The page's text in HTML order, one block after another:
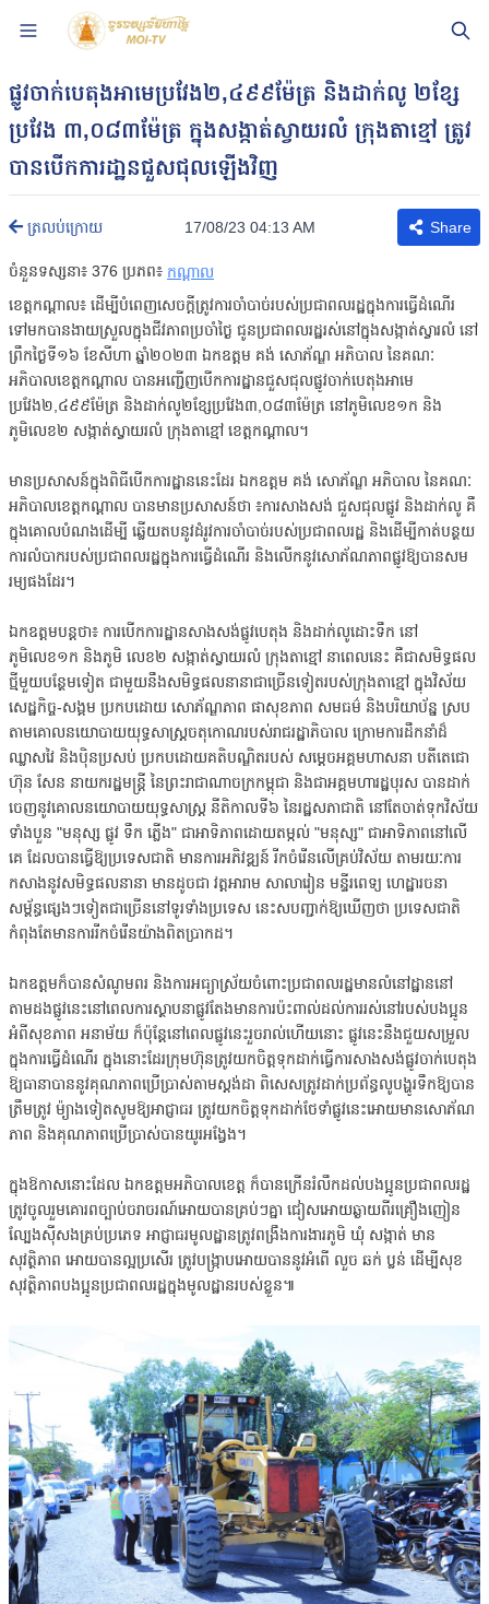
ផ្លូវចាក់បេតុងអាមេប្រវែង២,៤៩៩ម៉ែត្រ និងដាក់លូ ២ខែ្ស
ប្រវែង ៣,០៨៣ម៉ែត្រ ក្នុងសង្កាត់ស្វាយរលំ ក្រុងតាខ្មៅ ត្រូវ
បានបើកការដា្ឋនជួសជុលឡើងវិញ
ត្រលប់ក្រោយ 17/08/23 04:13 AM Share
ចំនួនទស្សនា៖ 376 ប្រភព៖ កណ្តាល
ខេត្តកណ្តាល៖ ដើម្បីបំពេញសេចក្ដីត្រូវការចាំបាច់របស់ប្រជាពលរដ្ឋក្នុងការធ្វើដំណើរ
ទៅមកបានងាយស្រួលក្នុងជីវភាពប្រចាំថ្ងៃ ជូនប្រជាពលរដ្ឋរស់នៅក្នុងសង្កាត់ស្វារលំ នៅ
ព្រឹកថ្ងៃទី១៦ ខែសីហា ឆ្នាំ២០២៣ ឯកឧត្ដម គង់ សោភ័ណ្ឌ អភិបាល នៃគណៈ
អភិបាលខេត្តកណ្ដាល បានអញ្ជើញបើកការដ្ឋានជួសជុលផ្លូវចាក់បេតុងអាមេ
ប្រវែង២,៤៩៩ម៉ែត្រ និងដាក់លូ២ខ្សែប្រវែង៣,០៨៣ម៉ែត្រ នៅភូមិលេខ១ក និង
ភូមិលេខ២ សង្កាត់ស្វាយរលំ ក្រុងតាខ្មៅ ខេត្តកណ្ដាល។
មានប្រសាសន៍ក្នុងពិធីបើកការដ្ឋាននេះដែរ ឯកឧត្ដម គង់ សោភ័ណ្ឌ អភិបាល នៃគណៈ
អភិបាលខេត្តកណ្ដាល បានមានប្រសាសន៍ថា ៖ការសាងសង់ ជួសជុលផ្លូវ និងដាក់លូ គឺ
ក្នុងគោលបំណងដើម្បី ឆ្លើយតបនូវដំរូវការចាំបាច់របស់ប្រជាពលរដ្ឋ និងដើម្បីកាត់បន្ថយ
ការលំបាករបស់ប្រជាពលរដ្ឋក្នុងការធ្វើដំណើរ និងលើកនូវសោភ័ណភាពផ្លូវឱ្យបានសម
រម្យផងដែរ។
ឯកឧត្តមបន្តថា៖ ការបើកការដ្ឋានសាងសង់ផ្លូវបេតុង និងដាក់លូដោះទឹក នៅ
ភូមិលេខ១ក និងភូមិ លេខ២ សង្កាត់ស្វាយរលំ ក្រុងតាខ្មៅ នាពេលនេះ គឺជាសមិទ្ធផល
ថ្មីមួយបន្ថែមទៀត ជាមួយនឹងសមិទ្ធផលនានាជាច្រើនទៀតរបស់ក្រុងតាខ្មៅ ក្នុងវិស័យ
សេដ្ឋកិច្ច-សង្គម ប្រកបដោយ សោភ័ណ្ឌភាព ផាសុខភាព សមធម៌ និងបរិយាប័ន្ន ស្រប
តាមគោលនយោបាយយុទ្ធសាស្ត្រចតុកោណរបស់រាជរដ្ឋាភិបាល ក្រោមការដឹកនាំដ៏
ឈ្លាសវៃ និងប៉ិនប្រសប់ ប្រកបដោយគតិបណ្ឌិតរបស់ សម្តេចអគ្គមហាសនា បតីតេជោ
ហ៊ុន សែន នាយករដ្ឋមន្ត្រី នៃព្រះរាជាណាចក្រកម្ពុជា និងជាអគ្គមហារដ្ឋបុរស បានដាក់
ចេញនូវគោលនយោបាយយុទ្ធសាស្ត្រ នីតិកាលទី៦ នៃរដ្ឋសភាជាតិ នៅតែចាត់ទុកវិស័យ
ទាំងបួន "មនុស្ស ផ្លូវ ទឹក ភ្លើង" ជាអាទិភាពដោយតម្កល់ "មនុស្ស" ជាអាទិភាពនៅលើ
គេ ដែលបានធ្វើឱ្យប្រទេសជាតិ មានការអភិវឌ្ឍន៍ រីកចំរើនលើគ្រប់វិស័យ តាមរយៈការ
កសាងនូវសមិទ្ធផលនានា មានដូចជា វត្តអារាម សាលារៀន មន្ទីរពេទ្យ ហេដ្ឋារចនា
សម្ព័ន្ធផ្សេងៗទៀតជាច្រើននៅទូរទាំងប្រទេស នេះសបញ្ជាក់ឱ្យឃើញថា ប្រទេសជាតិ
កំពុងតែមានការរីកចំរើនយ៉ាងពិតប្រាកដ។
ឯកឧត្ដមក៏បានសំណូមពរ និងការអធ្យាស្រ័យចំពោះប្រជាពលរដ្ឋមានលំនៅដ្ឋាននៅ
តាមដងផ្លូវនេះនៅពេលការស្ថាបនាផ្លូវតែងមានការប៉ះពាល់ដល់ការរស់នៅរបស់បងប្អូន
អំពីសុខភាព អនាម័យ ក៏ប៉ុន្តែនៅពេលផ្លូវនេះរួចរាល់ហើយនោះ ផ្លូវនេះនឹងជួយសម្រួល
ក្នុងការធ្វើដំណើរ ក្នុងនោះដែរក្រុមហ៊ុនត្រូវយកចិត្តទុកដាក់ធ្វើការសាងសង់ផ្លូវចាក់បេតុង
ឱ្យធានាបាននូវគុណភាពប្រើប្រាស់តាមស្តង់ដា ពិសេសត្រូវដាក់ប្រព័ន្ធលូបង្ហូរទឹកឱ្យបាន
ត្រឹមត្រូវ ម៉្យាងទៀតសូមឱ្យអាជ្ញាធរ ត្រូវយកចិត្តទុកដាក់ថែទាំផ្លូវនេះអោយមានសោភ័ណ
ភាព និងគុណភាពប្រើប្រាស់បានយូរអង្វែង។
ក្នុងឱកាសនោះដែល ឯកឧត្តមអភិបាលខេត្ត ក៏បានក្រើនរំលឹកដល់បងប្អូនប្រជាពលរដ្ឋ
ត្រូវចូលរួមគោរពច្បាប់ចរាចរណ៍អោយបានគ្រប់ៗគ្នា ជៀសអោយឆ្ងាយពីរគ្រឿងញៀន
ល្បែងស៊ីសងគ្រប់ប្រភេទ អាជ្ញាធរមូលដ្ឋានត្រូវពង្រឹងការងារភូមិ ឃុំ សង្កាត់ មាន
សុវត្ថិភាព អោយបានល្អប្រសើរ ត្រូវបង្ក្រាបអោយបាននូវអំពើ លួច ឆក់ ប្លន់ ដើម្បីសុខ
សុវត្ថិភាពបងប្អូនប្រជាពលរដ្ឋក្នុងមូលដ្ឋានរបស់ខ្លួន៕